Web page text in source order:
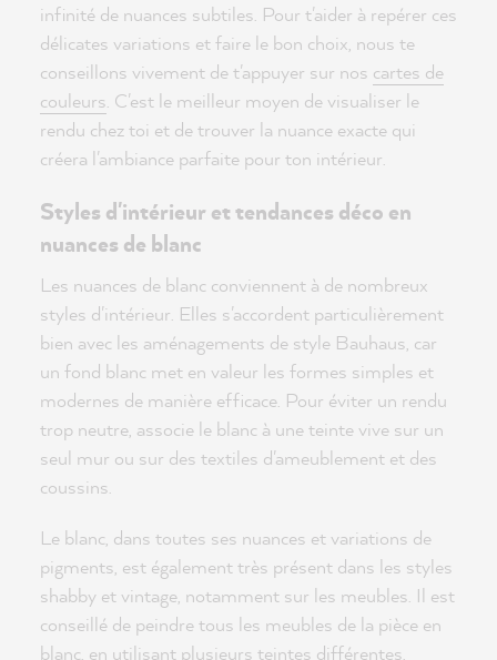
infinité de nuances subtiles. Pour t'aider à repérer ces
délicates variations et faire le bon choix, nous te
conseillons vivement de t'appuyer sur nos cartes de
couleurs. C'est le meilleur moyen de visualiser le
rendu chez toi et de trouver la nuance exacte qui
créera l'ambiance parfaite pour ton intérieur.
Styles d'intérieur et tendances déco en
nuances de blanc
Les nuances de blanc conviennent à de nombreux
styles d'intérieur. Elles s'accordent particulièrement
bien avec les aménagements de style Bauhaus, car
un fond blanc met en valeur les formes simples et
modernes de manière efficace. Pour éviter un rendu
trop neutre, associe le blanc à une teinte vive sur un
seul mur ou sur des textiles d'ameublement et des
coussins.
Le blanc, dans toutes ses nuances et variations de
pigments, est également très présent dans les styles
shabby et vintage, notamment sur les meubles. Il est
conseillé de peindre tous les meubles de la pièce en
blanc, en utilisant plusieurs teintes différentes.